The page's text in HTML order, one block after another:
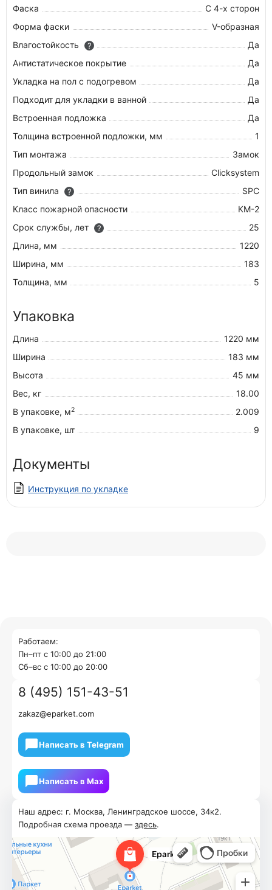
Фаска
С 4-х сторон
Форма фаски
V-образная
Влагостойкость
?
Да
Антистатическое покрытие
Да
Укладка на пол c подогревом
Да
Подходит для укладки в ванной
Да
Встроенная подложка
Да
Толщина встроенной подложки, мм
1
Тип монтажа
Замок
Продольный замок
Clicksystem
Тип винила
?
SPC
Класс пожарной опасности
КМ-2
Срок службы, лет
?
25
Длина, мм
1220
Ширина, мм
183
Толщина, мм
5
Упаковка
Длина
1220 мм
Ширина
183 мм
Высота
45 мм
Вес, кг
18.00
В упаковке, м2
2.009
В упаковке, шт
9
Документы
Инструкция по укладке
Наш адрес: г. Москва, Ленинградское шоссе, 34к2.
Подробная схема проезда — здесь.
Работаем:
Пн–пт с 10:00 до 21:00
Cб–вс с 10:00 до 20:00
8 (495) 151-43-51
zakaz@eparket.com
Написать в Telegram
Написать в Мах